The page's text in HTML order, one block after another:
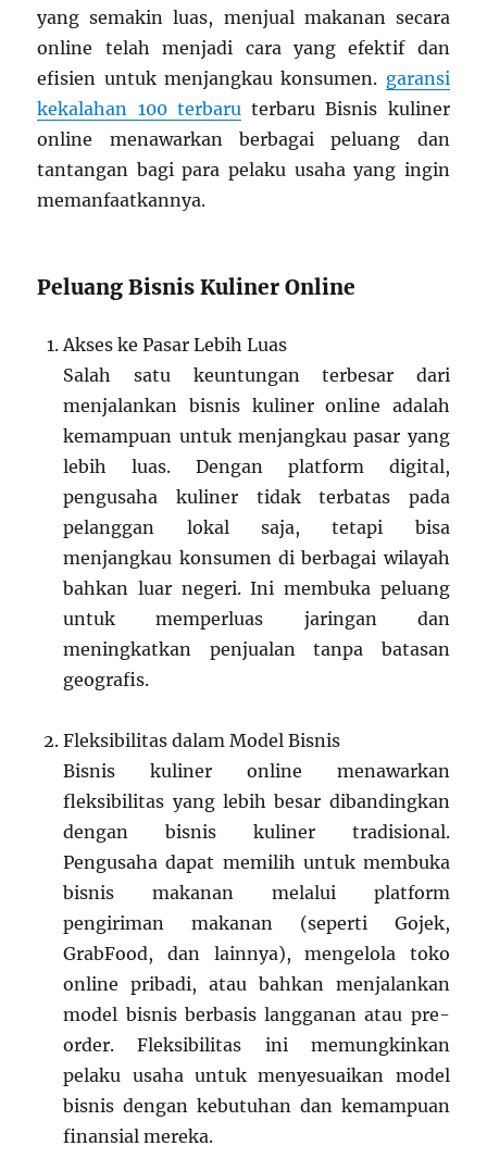
yang semakin luas, menjual makanan secara
online telah menjadi cara yang efektif dan
efisien untuk menjangkau konsumen. garansi
kekalahan 100 terbaruterbaru Bisnis kuliner
online menawarkan berbagai peluang dan
tantangan bagi para pelaku usaha yang ingin
memanfaatkannya.
Peluang Bisnis Kuliner Online
Akses ke Pasar Lebih Luas
Salah satu keuntungan terbesar dari
menjalankan bisnis kuliner online adalah
kemampuan untuk menjangkau pasar yang
lebih luas. Dengan platform digital,
pengusaha kuliner tidak terbatas pada
pelanggan lokal saja, tetapi bisa
menjangkau konsumen di berbagai wilayah
bahkan luar negeri. Ini membuka peluang
untuk memperluas jaringan dan
meningkatkan penjualan tanpa batasan
geografis.
Fleksibilitas dalam Model Bisnis
Bisnis kuliner online menawarkan
fleksibilitas yang lebih besar dibandingkan
dengan bisnis kuliner tradisional.
Pengusaha dapat memilih untuk membuka
bisnis makanan melalui platform
pengiriman makanan (seperti Gojek,
GrabFood, dan lainnya), mengelola toko
online pribadi, atau bahkan menjalankan
model bisnis berbasis langganan atau pre-
order. Fleksibilitas ini memungkinkan
pelaku usaha untuk menyesuaikan model
bisnis dengan kebutuhan dan kemampuan
finansial mereka.